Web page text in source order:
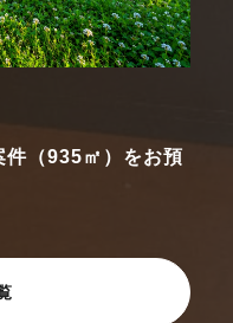
件（935㎡）をお預